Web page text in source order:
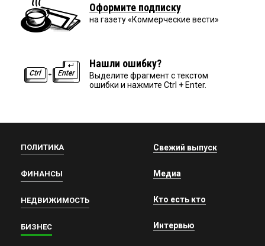
Оформите подписку
на газету «Коммерческие вести»
Нашли ошибку?
Выделите фрагмент с текстом
ошибки и нажмите Ctrl + Enter.
ПОЛИТИКА
ФИНАНСЫ
НЕДВИЖИМОСТЬ
БИЗНЕС
Свежий выпуск
Медиа
Кто есть кто
Интервью